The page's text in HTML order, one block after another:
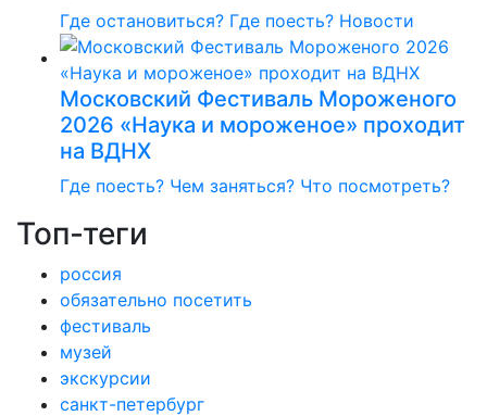
Где остановиться? Где поесть? Новости
Московский Фестиваль Мороженого
2026 «Наука и мороженое» проходит
на ВДНХ
Где поесть? Чем заняться? Что посмотреть?
Топ-теги
россия
обязательно посетить
фестиваль
музей
экскурсии
санкт-петербург